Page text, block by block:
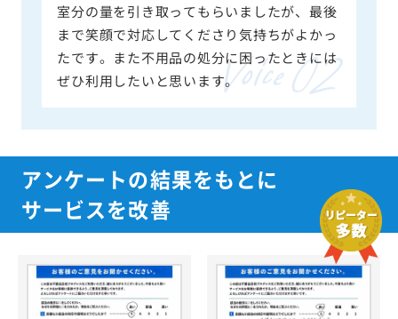
室分の量を引き取ってもらいましたが、最後
まで笑顔で対応してくださり気持ちがよかっ
たです。また不用品の処分に困ったときには
ぜひ利用したいと思います。
アンケートの結果をもとに
サービスを改善